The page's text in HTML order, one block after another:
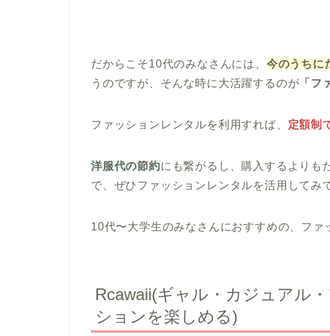
だからこそ10代のみなさんには、 今のうちに
うのですが、そんな時に大活躍するのが 「フ
ファッションレンタルを利用すれば、 定額制
洋服代の節約にも繋がるし、購入するよりも
で、ぜひファッションレンタルを活用してみ
10代〜大学生のみなさんにおすすめの、ファ
Rcawaii(ギャル・カジュアル
ションを楽しめる)